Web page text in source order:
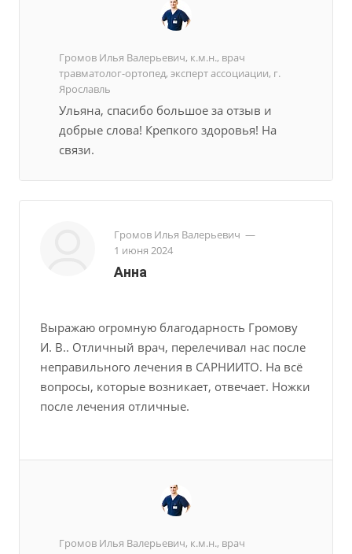
Громов Илья Валерьевич, к.м.н., врач
травматолог-ортопед, эксперт ассоциации, г.
Ярославль
Ульяна, спасибо большое за отзыв и
добрые слова! Крепкого здоровья! На
связи.
Громов Илья Валерьевич —
1 июня 2024
Анна
Выражаю огромную благодарность Громову
И. В.. Отличный врач, перелечивал нас после
неправильного лечения в САРНИИТО. На всё
вопросы, которые возникает, отвечает. Ножки
после лечения отличные.
Громов Илья Валерьевич, к.м.н., врач